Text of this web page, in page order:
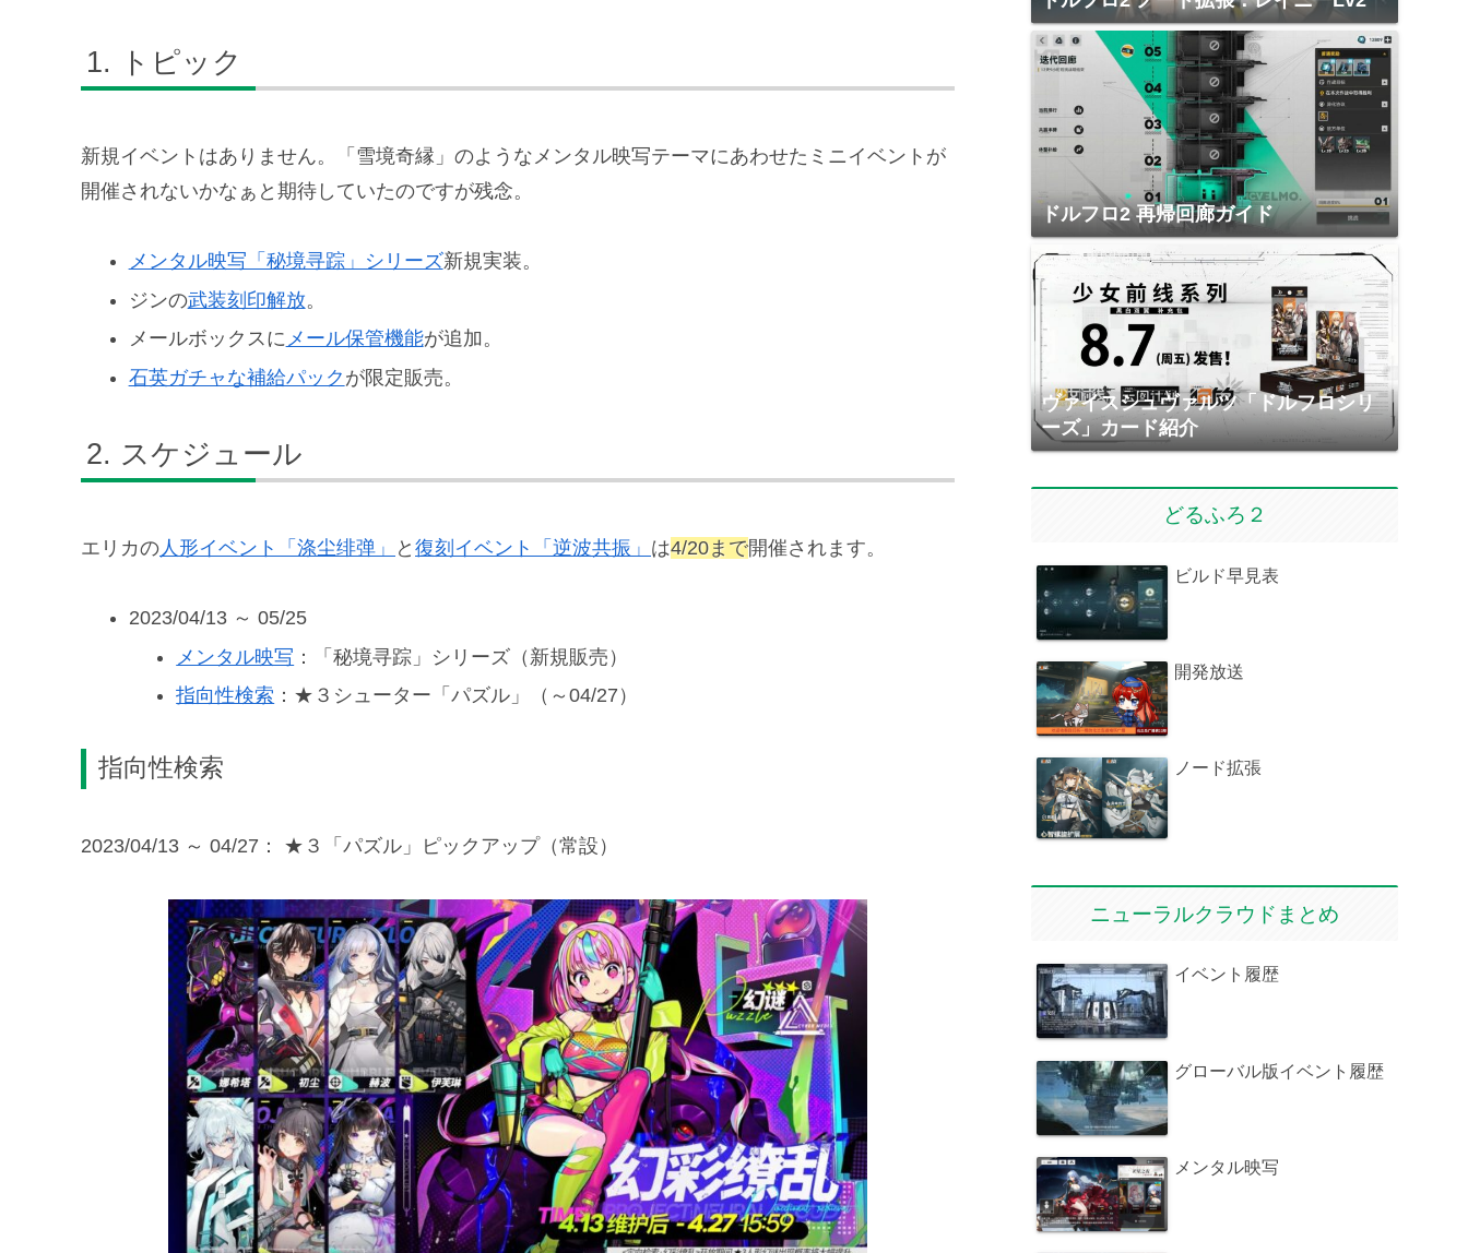
トピック
新規イベントはありません。「雪境奇縁」のようなメンタル映写テーマにあわせたミニイベントが
開催されないかなぁと期待していたのですが残念。
メンタル映写「秘境寻踪」シリーズ新規実装。
ジンの武装刻印解放。
メールボックスにメール保管機能が追加。
石英ガチャな補給パック が限定販売。
スケジュール
エリカの 人形イベント「涤尘绯弹」 と 復刻イベント「逆波共振」 は4/20まで開催されます。
2023/04/13 ～ 05/25
メンタル映写 ：「秘境寻踪」シリーズ（新規販売）
指向性検索 ：★３シューター「パズル」（～04/27）
指向性検索
2023/04/13 ～ 04/27： ★３「パズル」ピックアップ（常設）
ドルフロ2 再帰回廊ガイド
ヴァイスシュヴァルツ「ドルフロシリ
ーズ」カード紹介
どるふろ２
ビルド早見表
開発放送
ノード拡張
ニューラルクラウドまとめ
イベント履歴
グローバル版イベント履歴
メンタル映写